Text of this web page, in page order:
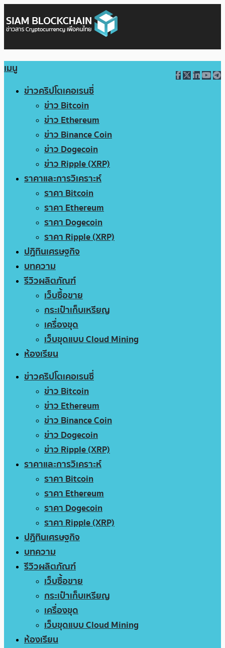
เมนู
ข่าวคริปโตเคอเรนซี่
ข่าว Bitcoin
ข่าว Ethereum
ข่าว Binance Coin
ข่าว Dogecoin
ข่าว Ripple (XRP)
ราคาและการวิเคราะห์
ราคา Bitcoin
ราคา Ethereum
ราคา Dogecoin
ราคา Ripple (XRP)
ปฏิทินเศรษฐกิจ
บทความ
รีวิวผลิตภัณฑ์
เว็บซื้อขาย
กระเป๋าเก็บเหรียญ
เครื่องขุด
เว็บขุดแบบ Cloud Mining
ห้องเรียน
ข่าวคริปโตเคอเรนซี่
ข่าว Bitcoin
ข่าว Ethereum
ข่าว Binance Coin
ข่าว Dogecoin
ข่าว Ripple (XRP)
ราคาและการวิเคราะห์
ราคา Bitcoin
ราคา Ethereum
ราคา Dogecoin
ราคา Ripple (XRP)
ปฏิทินเศรษฐกิจ
บทความ
รีวิวผลิตภัณฑ์
เว็บซื้อขาย
กระเป๋าเก็บเหรียญ
เครื่องขุด
เว็บขุดแบบ Cloud Mining
ห้องเรียน